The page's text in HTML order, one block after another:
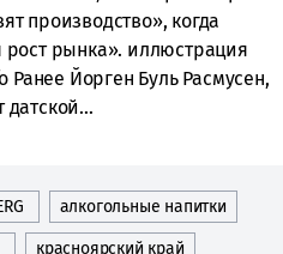
производство», когда
рост рынка». иллюстрация
Ранее Йорген Буль Расмусен,
датской...
алкогольные напитки
красноярский край